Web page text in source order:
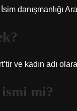
danışmanlığı
ve kadın adı
mi?